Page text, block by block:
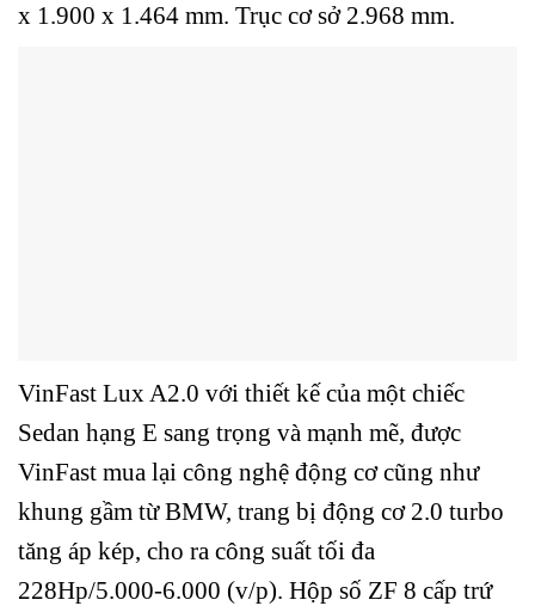
x 1.900 x 1.464 mm. Trục cơ sở 2.968 mm.
VinFast Lux A2.0 với thiết kế của một chiếc
Sedan hạng E sang trọng và mạnh mẽ, được
VinFast mua lại công nghệ động cơ cũng như
khung gầm từ BMW, trang bị động cơ 2.0 turbo
tăng áp kép, cho ra công suất tối đa
228Hp/5.000-6.000 (v/p). Hộp số ZF 8 cấp trứ